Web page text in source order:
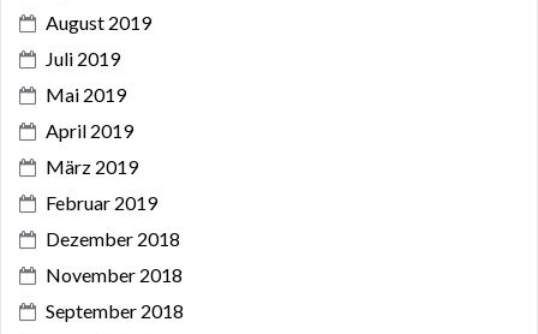
August 2019
Juli 2019
Mai 2019
April 2019
März 2019
Februar 2019
Dezember 2018
November 2018
September 2018